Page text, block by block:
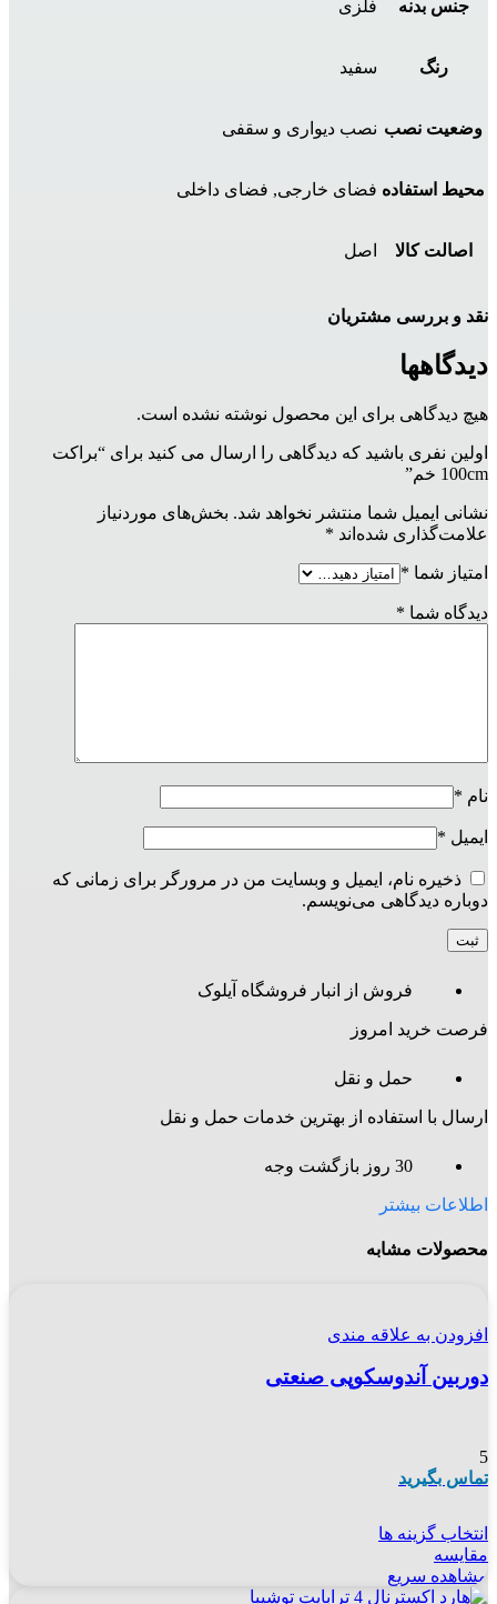
جنس بدنه فلزی
رنگ سفید
وضعیت نصب نصب دیواری و سقفی
محیط استفاده فضای خارجی, فضای داخلی
اصالت کالا اصل
نقد و بررسی مشتریان
دیدگاهها
هیچ دیدگاهی برای این محصول نوشته نشده است.
اولین نفری باشید که دیدگاهی را ارسال می کنید برای “براکت
100cm خم”
نشانی ایمیل شما منتشر نخواهد شد. بخش‌های موردنیاز
علامت‌گذاری شده‌اند *
امتیاز شما *
دیدگاه شما *
نام *
ایمیل *
ذخیره نام، ایمیل و وبسایت من در مرورگر برای زمانی که
دوباره دیدگاهی می‌نویسم.
فروش از انبار فروشگاه آیلوک
فرصت خرید امروز
حمل و نقل
ارسال با استفاده از بهترین خدمات حمل و نقل
30 روز بازگشت وجه
اطلاعات بیشتر
محصولات مشابه
افزودن به علاقه مندی
دوربین آندوسکوپی صنعتی
5
تماس بگیرید
انتخاب گزینه ها
مقایسه
مشاهده سریع